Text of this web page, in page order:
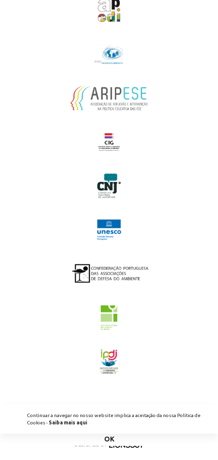
POLÍTICA DE PRIVACIDADE
DESIGNED BY
Continuar a navegar no nosso website implica a aceitação da nossa Política de
Cookies - Saiba mais aqui
OK